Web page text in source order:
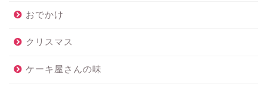
おでかけ
クリスマス
ケーキ屋さんの味